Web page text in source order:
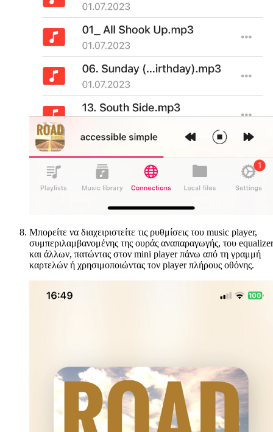
Μπορείτε να διαχειριστείτε τις ρυθμίσεις του music player,
συμπεριλαμβανομένης της ουράς αναπαραγωγής, του equalizer
και άλλων, πατώντας στον mini player πάνω από τη γραμμή
καρτελών ή χρησιμοποιώντας τον player πλήρους οθόνης.